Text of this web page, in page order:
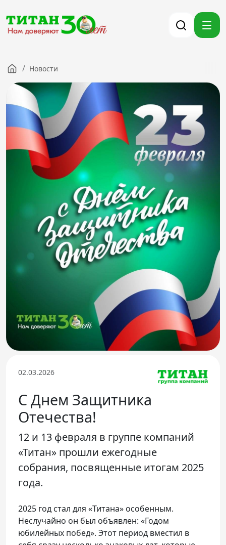
Компания
Партнерам
Тендеры
Вакансии
Новости
Контакты
Версия для слабовидящих
8 (3012) 411-099
Телефон доверия
/ Новости
02.03.2026
С Днем Защитника
Отечества!
12 и 13 февраля в группе компаний
«Титан» прошли ежегодные
собрания, посвященные итогам 2025
года.
2025 год стал для «Титана» особенным.
Неслучайно он был объявлен: «Годом
юбилейных побед». Этот период вместил в